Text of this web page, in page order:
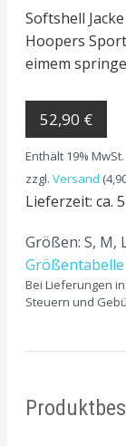
Softshell
Hoopers
eimem
52,90 €
Enthält 19% MwSt.
zzgl. Versand
Lieferzeit: ca.
Größen: S, M,
Größentabelle
Bei Lieferungen
Steuern und